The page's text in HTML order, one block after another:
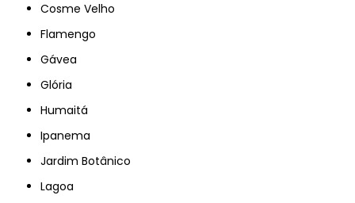
Cosme Velho
Flamengo
Gávea
Glória
Humaitá
Ipanema
Jardim Botânico
Lagoa